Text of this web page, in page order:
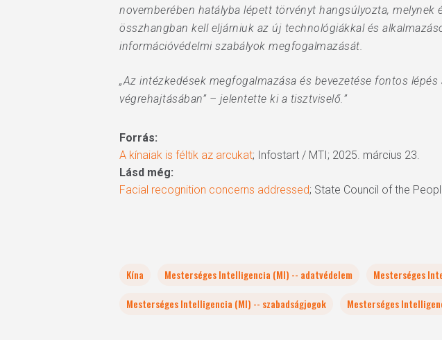
novemberében hatályba lépett törvényt hangsúlyozta,
összhangban kell eljárniuk az új technológiákkal és
információvédelmi szabályok megfogalmazását.
„Az intézkedések megfogalmazása és bevezetése fontos
végrehajtásában” – jelentette ki a tisztviselő.”
Forrás:
A kínaiak is féltik az arcukat; Infostart / MTI; 2025. március 23.
Lásd még:
Facial recognition concerns addressed; State Council of the
Kína Mesterséges Intelligencia (MI) -- adatvédelem
Mesterséges
Mesterséges Intelligencia (MI) -- szabadságjogok
Mesterséges